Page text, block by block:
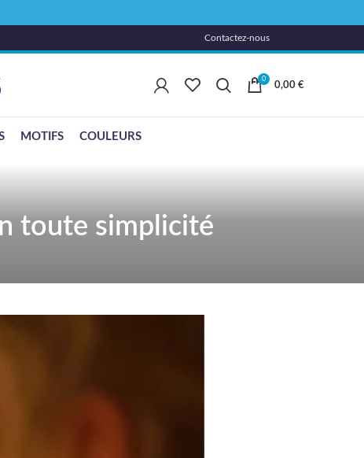
Contactez-nous
0
0,00 €
MOTIFS COULEURS
toute simplicité